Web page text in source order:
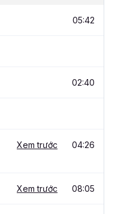
05:42
02:40
Xem trước 04:26
Xem trước 08:05